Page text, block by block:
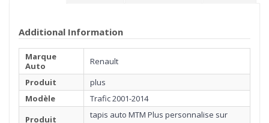
Additional Information
Marque
Auto
Renault
Produit
plus
Modèle
Trafic 2001-2014
Produit
tapis auto MTM Plus personnalise sur